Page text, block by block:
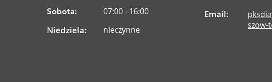
Sobota: 07:00 - 16:00
Niedziela: nieczynne
Email:
szow-